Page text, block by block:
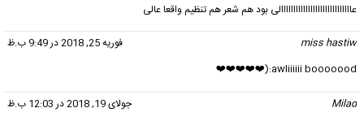
عااااااااااااااااااااااااااااالی بود هم شعر هم تنظیم واقعا عالی
miss hastiw
فوریه 25, 2018 در 9:49 ب.ظ
awliiiiii booooood:(❤️❤️❤️❤️❤️
Milad
جولای 19, 2018 در 12:03 ب.ظ